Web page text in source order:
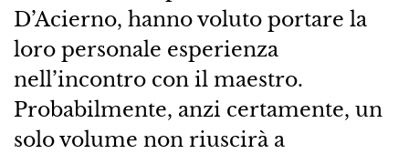
D’Acierno, hanno voluto portare la
loro personale esperienza
nell’incontro con il maestro.
Probabilmente, anzi certamente, un
solo volume non riuscirà a